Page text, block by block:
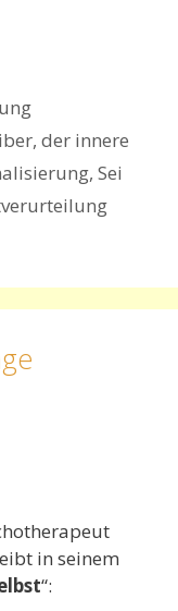
,der innere
, Sei
in seinem
“: